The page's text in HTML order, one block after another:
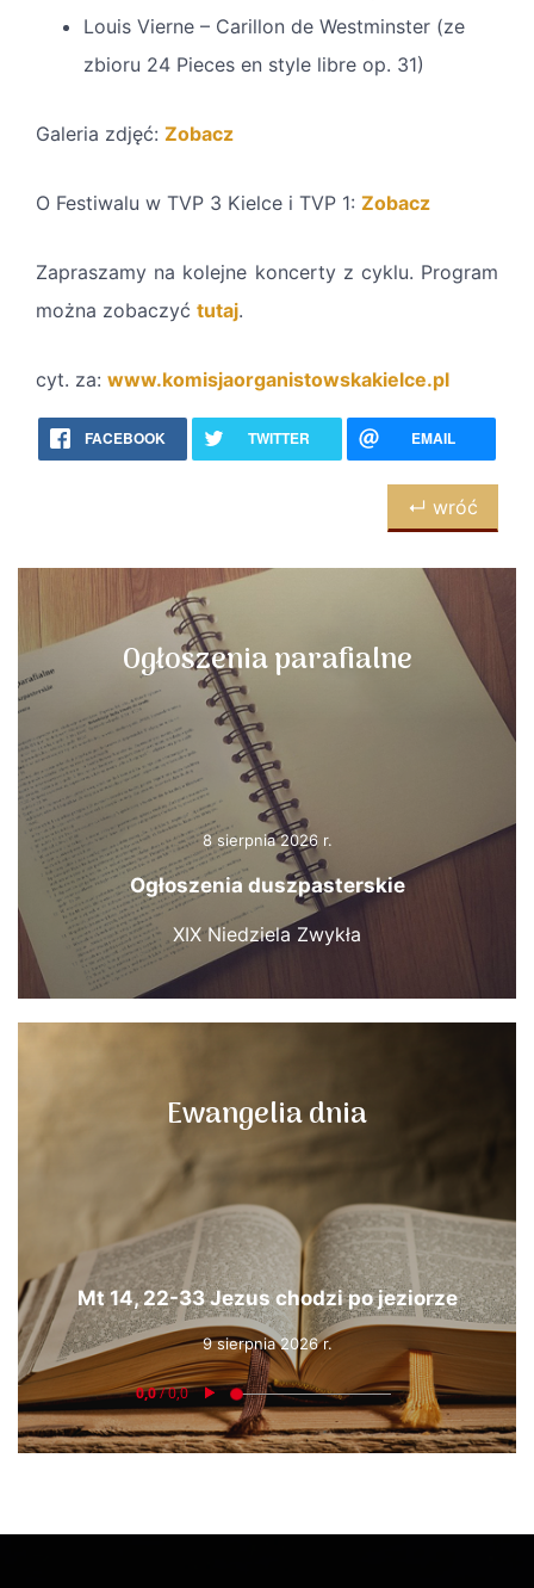
Louis Vierne – Carillon de Westminster (ze
zbioru 24 Pieces en style libre op. 31)
Galeria zdjęć: Zobacz
O Festiwalu w TVP 3 Kielce i TVP 1: Zobacz
Zapraszamy na kolejne koncerty z cyklu. Program
można zobaczyć tutaj.
cyt. za: www.komisjaorganistowskakielce.pl
FACEBOOK TWITTER EMAIL
↵ wróć
Ogłoszenia parafialne
8 sierpnia 2026 r.
Ogłoszenia duszpasterskie
XIX Niedziela Zwykła
Ewangelia dnia
Mt 14, 22-33 Jezus chodzi po jeziorze
9 sierpnia 2026 r.